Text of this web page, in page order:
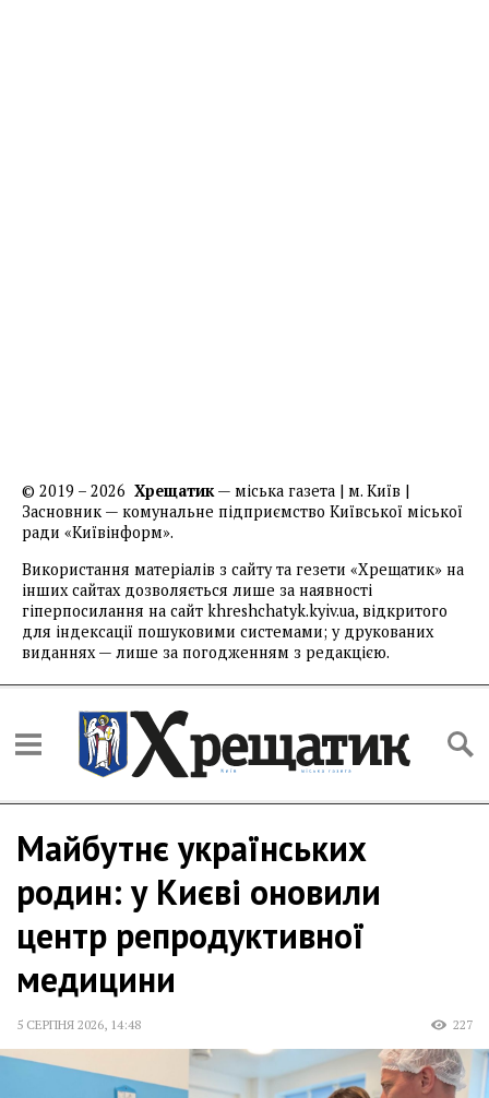
© 2019 – 2026 Хрещатик— міська газета | м. Київ |
Засновник — комунальне підприємство Київської міської
ради «Київінформ».
Використання матеріалів з сайту та гезети «Хрещатик» на
інших сайтах дозволяється лише за наявності
гіперпосилання на сайт khreshchatyk.kyiv.ua, відкритого
для індексації пошуковими системами; у друкованих
виданнях — лише за погодженням з редакцією.
Майбутнє українських
родин: у Києві оновили
центр репродуктивної
медицини
5 СЕРПНЯ 2026, 14:48 227